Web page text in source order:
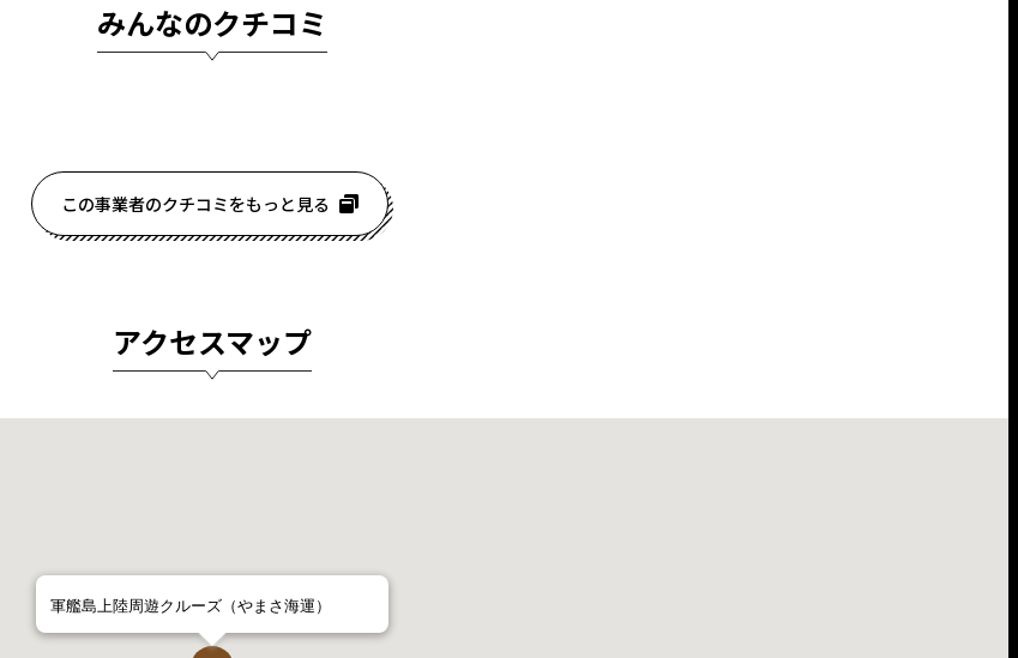
みんなのクチコミ
この事業者のクチコミをもっと見る
アクセスマップ
軍艦島上陸周遊クルーズ（やまさ海運）